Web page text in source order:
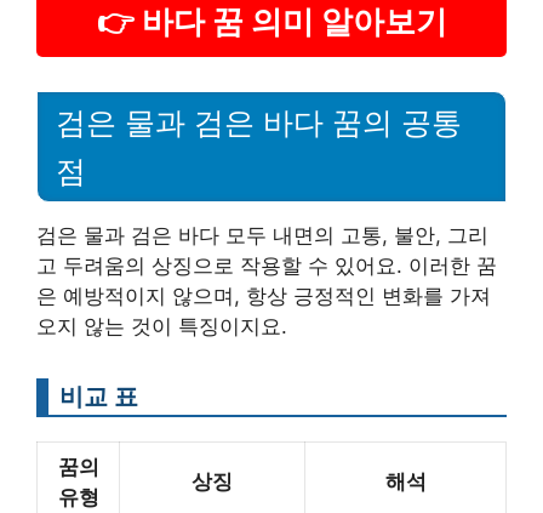
👉 바다 꿈 의미 알아보기
검은 물과 검은 바다 꿈의 공통
점
검은 물과 검은 바다 모두 내면의 고통, 불안, 그리
고 두려움의 상징으로 작용할 수 있어요. 이러한 꿈
은 예방적이지 않으며, 항상 긍정적인 변화를 가져
오지 않는 것이 특징이지요.
비교 표
꿈의
유형
상징 해석